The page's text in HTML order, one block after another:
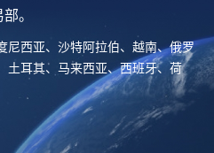
。
尼西亚、沙特阿拉伯、越南、俄罗
土耳其、马来西亚、西班牙、荷